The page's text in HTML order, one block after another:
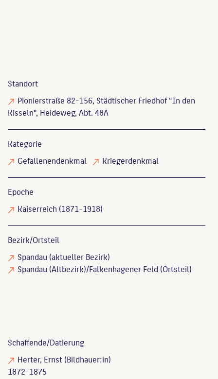
Standort
Pionierstraße 82-156, Städtischer Friedhof "In den
Kisseln", Heideweg, Abt. 48A
Kategorie
Gefallenendenkmal
Kriegerdenkmal
Epoche
Kaiserreich (1871-1918)
Bezirk/Ortsteil
Spandau (aktueller Bezirk)
Spandau (Altbezirk)/Falkenhagener Feld (Ortsteil)
Schaffende/Datierung
Herter, Ernst(Bildhauer:in)
1872-1875